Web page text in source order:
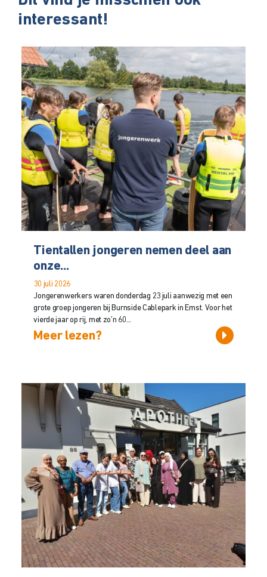
interessant!
Tientallen jongeren nemen deel aan
onze...
30 juli 2026
Jongerenwerkers waren donderdag 23 juli aanwezig met een
grote groep jongeren bij Burnside Cablepark in Emst. Voor het
vierde jaar op rij, met zo’n 60...
Meer lezen?